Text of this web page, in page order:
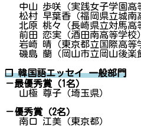
中山 歩咲（実践女子学園高
松村 早葉香（福岡県立城南
北原 桃々（長崎県立対馬高
前田 恋実（酒田南高等学校）
岩崎 晴（東京都立国際高等
磯島 蘭（岡山市立岡山後楽
❐ 韓国語エッセイ 一般部門
－最優秀賞（1名）
山極 尊子（埼玉県）
－優秀賞（2名）
南口 江美（東京都）